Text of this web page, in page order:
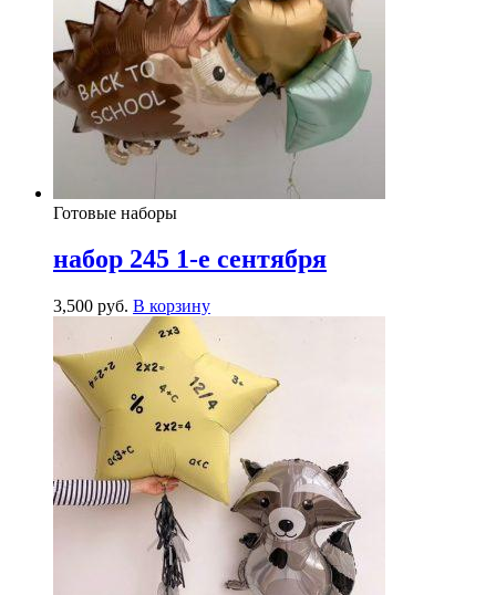
Готовые наборы
набор 245 1-е сентября
3,500 руб. В корзину